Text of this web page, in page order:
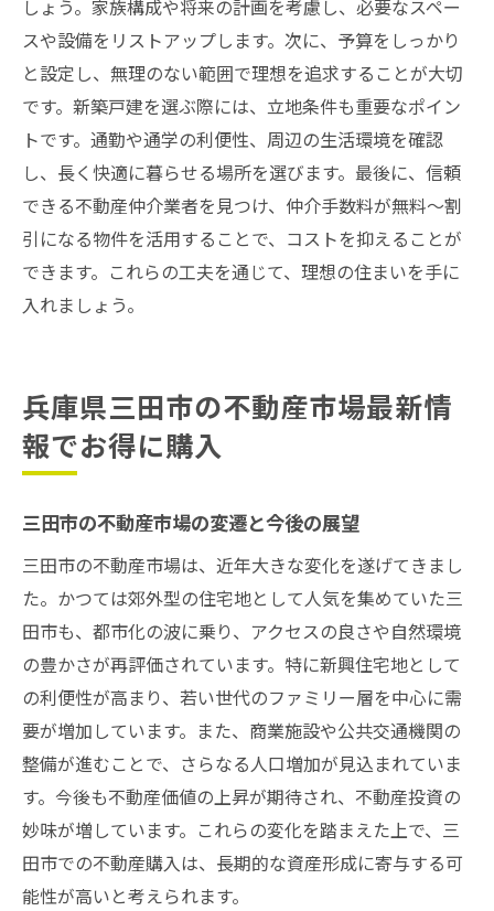
しょう。家族構成や将来の計画を考慮し、必要なスペー
スや設備をリストアップします。次に、予算をしっかり
と設定し、無理のない範囲で理想を追求することが大切
です。新築戸建を選ぶ際には、立地条件も重要なポイン
トです。通勤や通学の利便性、周辺の生活環境を確認
し、長く快適に暮らせる場所を選びます。最後に、信頼
できる不動産仲介業者を見つけ、仲介手数料が無料～割
引になる物件を活用することで、コストを抑えることが
できます。これらの工夫を通じて、理想の住まいを手に
入れましょう。
兵庫県三田市の不動産市場最新情
報でお得に購入
三田市の不動産市場の変遷と今後の展望
三田市の不動産市場は、近年大きな変化を遂げてきまし
た。かつては郊外型の住宅地として人気を集めていた三
田市も、都市化の波に乗り、アクセスの良さや自然環境
の豊かさが再評価されています。特に新興住宅地として
の利便性が高まり、若い世代のファミリー層を中心に需
要が増加しています。また、商業施設や公共交通機関の
整備が進むことで、さらなる人口増加が見込まれていま
す。今後も不動産価値の上昇が期待され、不動産投資の
妙味が増しています。これらの変化を踏まえた上で、三
田市での不動産購入は、長期的な資産形成に寄与する可
能性が高いと考えられます。